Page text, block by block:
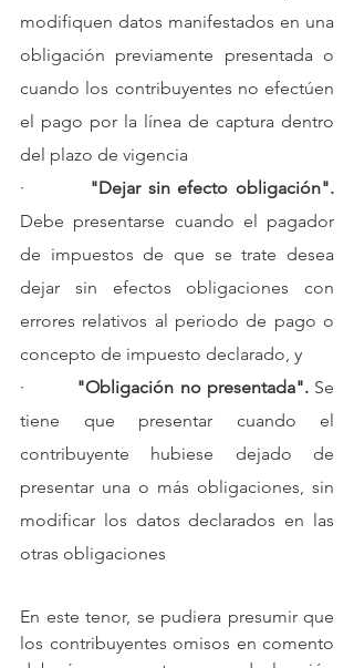
modifiquen datos manifestados en una
obligación previamente presentada o
cuando los contribuyentes no efectúen
el pago por la línea de captura dentro
del plazo de vigencia
·
Debe presentarse cuando el pagador
de impuestos de que se trate desea
dejar sin efectos obligaciones con
errores relativos al periodo de pago o
concepto de impuesto declarado, y
· "Obligación no presentada". Se
tiene que presentar cuando el
contribuyente hubiese dejado de
presentar una o más obligaciones, sin
modificar los datos declarados en las
otras obligaciones
En este tenor, se pudiera presumir que
los contribuyentes omisos en comento